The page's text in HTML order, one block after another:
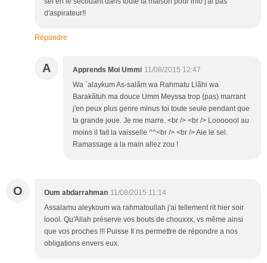
d'aspirateur!!
Répondre
A Apprends Moi Ummi 11/08/2015 12:47
Wa `alaykum As-salãm wa Rahmatu Llãhi wa
Barakãtuh ma douce Umm Meyssa trop (pas) marrant
j'en peux plus genre minus toi toute seule pendant que
ta grande joue. Je me marre. <br /> <br /> Looooool au
moins il fait la vaisselle ^^<br /> <br /> Aie le sel.
Ramassage a la main allez zou !
O Oum abdarrahman 11/08/2015 11:14
Assalamu aleykoum wa rahmatoullah j'ai tellement rit hier soir
loool. Qu'Allah préserve vos bouts de chouxxx, vs même ainsi
que vos proches !!! Puisse Il ns permettre de répondre a nos
obligations envers eux.